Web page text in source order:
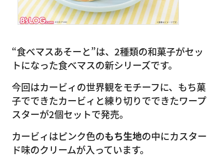
“食べマスあそーと”は、2種類の和菓子がセッ
トになった食べマスの新シリーズです。
今回はカービィの世界観をモチーフに、もち菓
子でできたカービィと練り切りでできたワープ
スターが2個セットで発売。
カービィはピンク色のもち生地の中にカスター
ド味のクリームが入っています。